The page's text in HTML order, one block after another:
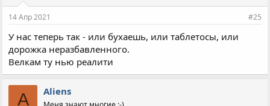
14 Апр 2021 #25
У нас теперь так - или бухаешь, или таблетосы, или
дорожка неразбавленного.
Велкам ту нью реалити
A Aliens